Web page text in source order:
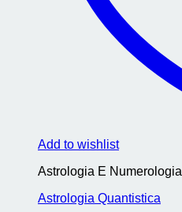
Add to wishlist
Astrologia E Numerologia
Astrologia Quantistica